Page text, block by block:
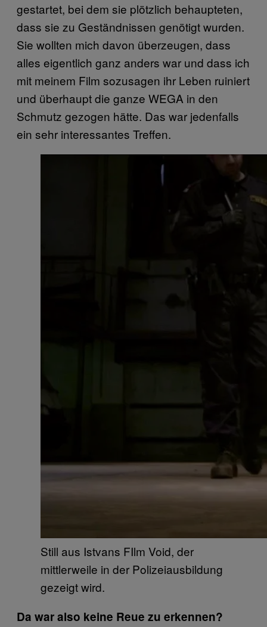
gestartet, bei dem sie plötzlich behaupteten,
dass sie zu Geständnissen genötigt wurden.
Sie wollten mich davon überzeugen, dass
alles eigentlich ganz anders war und dass ich
mit meinem Film sozusagen ihr Leben ruiniert
und überhaupt die ganze WEGA in den
Schmutz gezogen hätte. Das war jedenfalls
ein sehr interessantes Treffen.
Still aus Istvans FIlm Void, der
mittlerweile in der Polizeiausbildung
gezeigt wird.
Da war also keine Reue zu erkennen?